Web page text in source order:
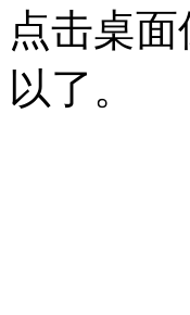
点击桌
以了。